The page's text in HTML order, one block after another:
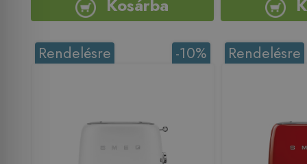
Kosárba
-10%
Rendelésre Rendelésre